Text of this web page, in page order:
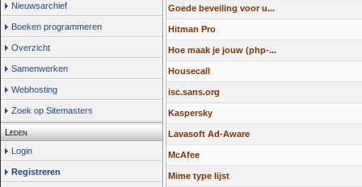
Nieuwsarchief
Boeken programmeren
Overzicht
Samenwerken
Webhosting
Zoek op Sitemasters
Leden
Login
Registreren
Goede beveiling voor u...
Hitman Pro
Hoe maak je jouw (php-...
Housecall
isc.sans.org
Kaspersky
Lavasoft Ad-Aware
McAfee
Mime type lijst